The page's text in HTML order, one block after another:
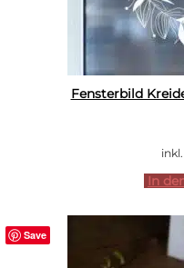
Fensterbild
In
Save